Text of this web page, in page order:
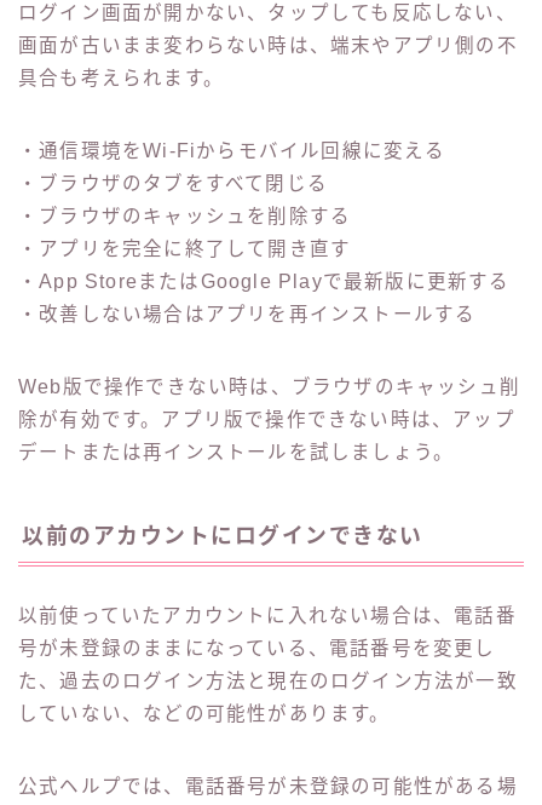
ログイン画面が開かない、タップしても反応しない、
画面が古いまま変わらない時は、端末やアプリ側の不
具合も考えられます。
・通信環境をWi-Fiからモバイル回線に変える
・ブラウザのタブをすべて閉じる
・ブラウザのキャッシュを削除する
・アプリを完全に終了して開き直す
・App StoreまたはGoogle Playで最新版に更新する
・改善しない場合はアプリを再インストールする
Web版で操作できない時は、ブラウザのキャッシュ削
除が有効です。アプリ版で操作できない時は、アップ
デートまたは再インストールを試しましょう。
以前のアカウントにログインできない
以前使っていたアカウントに入れない場合は、電話番
号が未登録のままになっている、電話番号を変更し
た、過去のログイン方法と現在のログイン方法が一致
していない、などの可能性があります。
公式ヘルプでは、電話番号が未登録の可能性がある場